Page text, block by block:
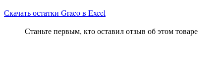
Скачать остатки Graco в Excel
Станьте первым, кто оставил отзыв об этом товаре